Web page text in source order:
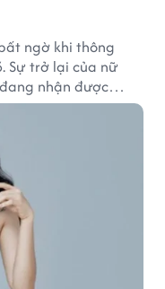
ngờ khi thông
Sự trở lại của nữ
nhận được